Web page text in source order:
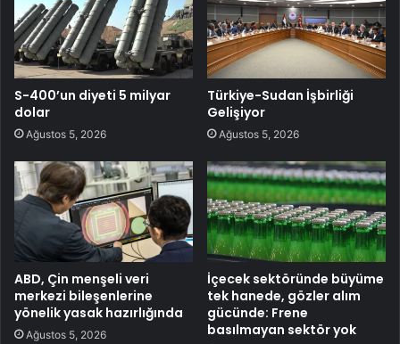
S-400’un diyeti 5 milyar
dolar
Ağustos 5, 2026
Türkiye-Sudan İşbirliği
Gelişiyor
Ağustos 5, 2026
ABD, Çin menşeli veri
merkezi bileşenlerine
yönelik yasak hazırlığında
Ağustos 5, 2026
İçecek sektöründe büyüme
tek hanede, gözler alım
gücünde: Frene
basılmayan sektör yok